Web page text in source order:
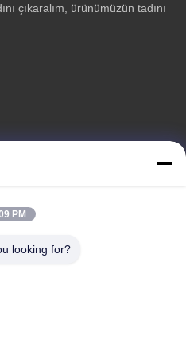
çıkaralım, ürünümüzün tadını
PM
looking for?